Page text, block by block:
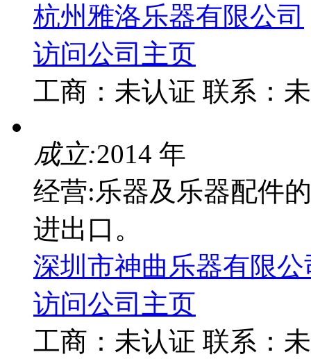
杭州雅洛乐器有限公司
访问公司主页
工商： 未认证 联系：
成立:2014 年
经营:乐器及乐器配件
进出口。
深圳市神曲乐器有限公
访问公司主页
工商： 未认证 联系：